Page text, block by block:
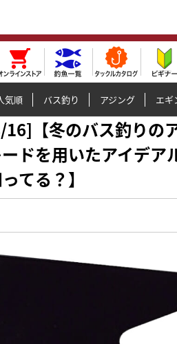
気順 バス釣り アジング エギ
【冬のバス釣りの
ドを用いたアイデア
てる？】